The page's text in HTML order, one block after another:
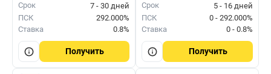
Срок
7 - 30 дней
ПСК
292.000%
Ставка
0.8%
Получить
Срок
5 - 16 дней
ПСК
0 - 292.000%
Ставка
0 - 0.8%
Получить